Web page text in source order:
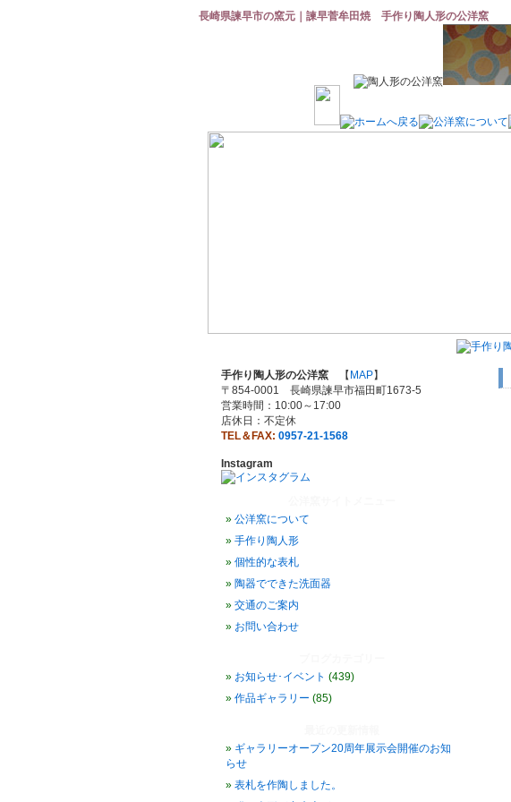
長崎県諫早市の窯元｜諫早菅牟田焼 手作り陶人形の公洋窯
手作り陶人形の公洋窯 【 MAP】
〒854-0001 長崎県諫早市福田町1673-5
営業時間：10:00～17:00
店休日：不定休
TEL＆FAX: 0957-21-1568
Instagram
公洋窯について
手作り陶人形
個性的な表札
陶器でできた洗面器
交通のご案内
お問い合わせ
お知らせ･イベント (439)
作品ギャラリー (85)
ギャラリーオープン20周年展示会開催のお知
らせ
表札を作陶しました。